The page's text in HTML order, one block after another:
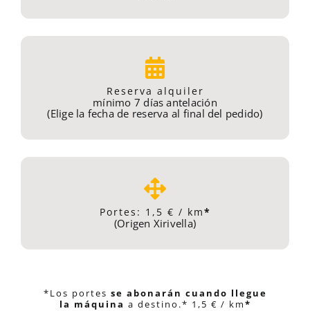
Reserva alquiler
mínimo 7 días antelación
(Elige la fecha de reserva al final del pedido)
Portes: 1,5 € / km*
(Origen Xirivella)
*Los portes se abonarán cuando llegue
la máquina a destino.* 1,5 € / km*